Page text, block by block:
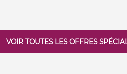
VOIR TOUTES LES OFFRES